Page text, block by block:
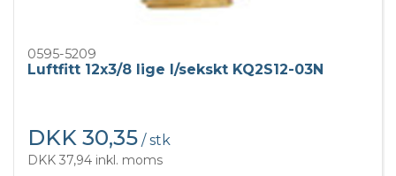
0595-5209
Luftfitt 12x3/8 lige I/sekskt KQ2S12-03N
DKK 30,35 / stk
DKK 37,94 inkl. moms